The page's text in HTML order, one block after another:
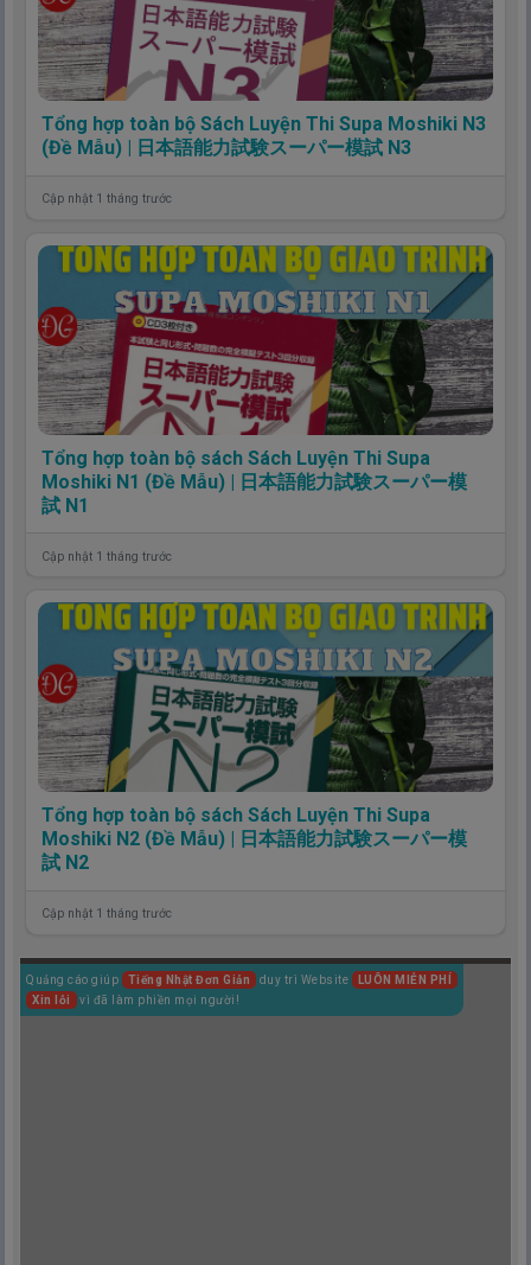
Tổng hợp toàn bộ Sách Luyện Thi Supa Moshiki N3
(Đề Mẫu) | 日本語能力試験スーパー模試 N3
Cập nhật 1 tháng trước
Tổng hợp toàn bộ sách Sách Luyện Thi Supa
Moshiki N1 (Đề Mẫu) | 日本語能力試験スーパー模
試 N1
Cập nhật 1 tháng trước
Tổng hợp toàn bộ sách Sách Luyện Thi Supa
Moshiki N2 (Đề Mẫu) | 日本語能力試験スーパー模
試 N2
Cập nhật 1 tháng trước
Quảng cáo giúp Tiếng Nhật Đơn Giản duy trì Website
LUÔN MIỄN PHÍ
Xin lỗi
vì đã làm phiền mọi người!